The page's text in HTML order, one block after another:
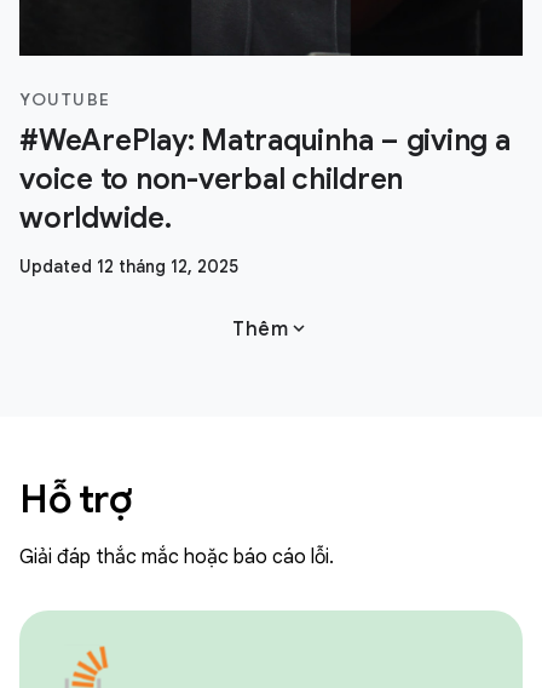
YOUTUBE
#WeArePlay: Matraquinha – giving a
voice to non-verbal children
worldwide.
Updated 12 tháng 12, 2025
Thêm expand_more
Hỗ trợ
Giải đáp thắc mắc hoặc báo cáo lỗi.